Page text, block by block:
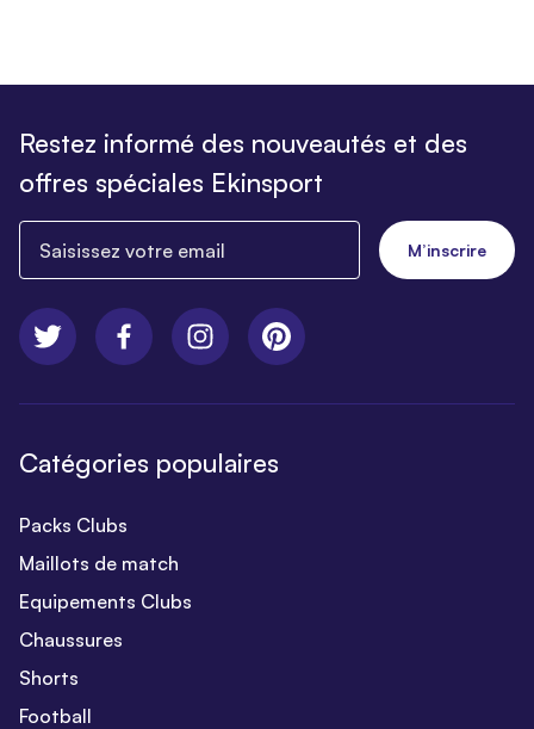
Restez informé des nouveautés et des
offres spéciales Ekinsport
M’inscrire
Catégories populaires
Packs Clubs
Maillots de match
Equipements Clubs
Chaussures
Shorts
Football